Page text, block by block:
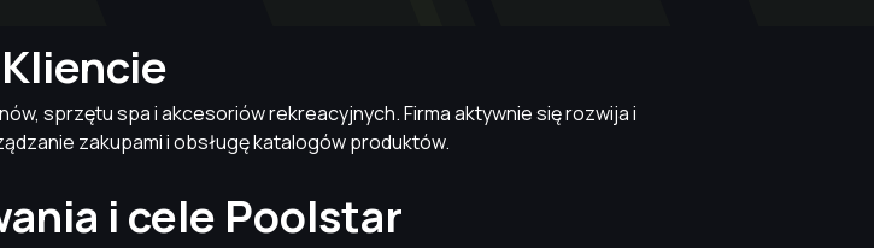
sprzętu spa i akcesoriów rekreacyjnych. Firma aktywnie się rozwija i
zakupami i obsługę katalogów produktów.
i cele Poolstar